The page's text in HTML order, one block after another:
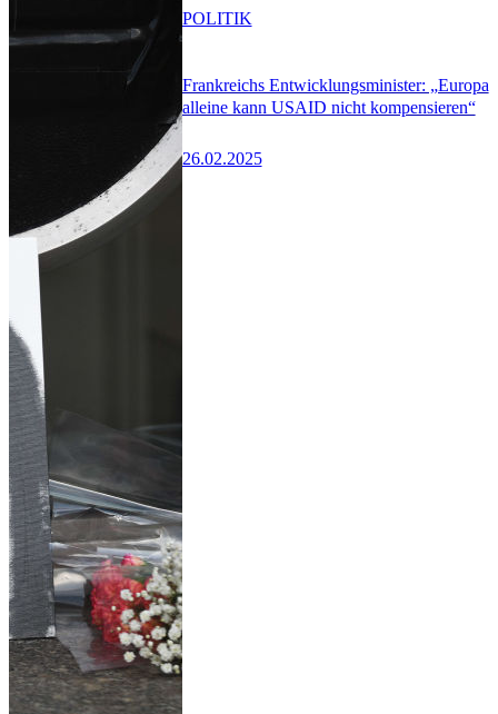
Frankreichs Entwicklungsminister: „Europa
alleine kann USAID nicht kompensieren“
26.02.2025
POLITIK